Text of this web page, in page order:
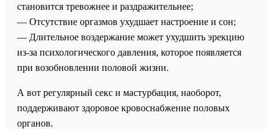
становится тревожнее и раздражительнее;
— Отсутствие оргазмов ухудшает настроение и сон;
— Длительное воздержание может ухудшить эрекцию
из-за психологического давления, которое появляется
при возобновлении половой жизни.
А вот регулярный секс и мастурбация, наоборот,
поддерживают здоровое кровоснабжение половых
органов.